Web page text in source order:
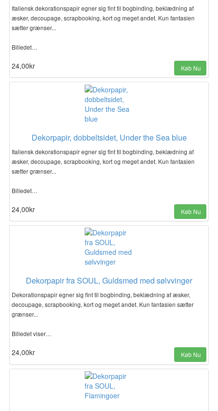
Italiensk dekorationspapir egner sig fint til bogbinding, beklædning af
æsker, decoupage, scrapbooking, kort og meget andet. Kun fantasien
sætter grænser...
Billedet…
24,00kr Køb Nu
Dekorpapir, dobbeltsidet, Under the Sea blue
Italiensk dekorationspapir egner sig fint til bogbinding, beklædning af
æsker, decoupage, scrapbooking, kort og meget andet. Kun fantasien
sætter grænser...
Billedet…
24,00kr Køb Nu
Dekorpapir fra SOUL, Guldsmed med sølvvinger
Dekorationspapir egner sig fint til bogbinding, beklædning af æsker,
decoupage, scrapbooking, kort og meget andet. Kun fantasien sætter
grænser...
Billedet viser…
24,00kr Køb Nu